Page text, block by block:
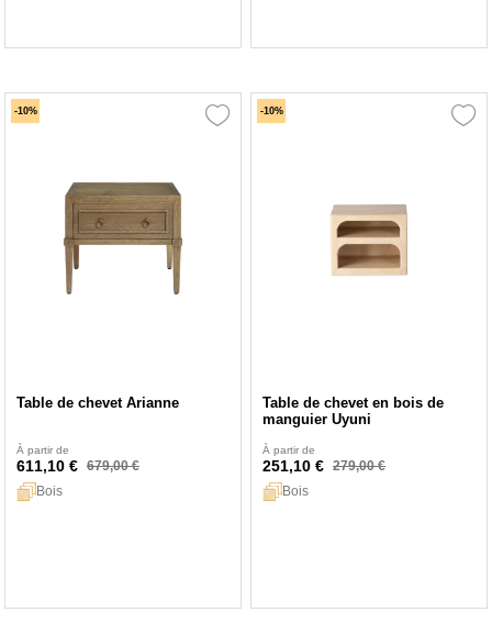
-10%
Table de chevet Arianne
À partir de
611,10 € 679,00 €
Bois
-10%
Table de chevet en bois de
manguier Uyuni
À partir de
251,10 € 279,00 €
Bois